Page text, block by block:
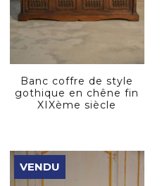
Banc coffre de style
gothique en chêne fin
XIXème siècle
VENDU